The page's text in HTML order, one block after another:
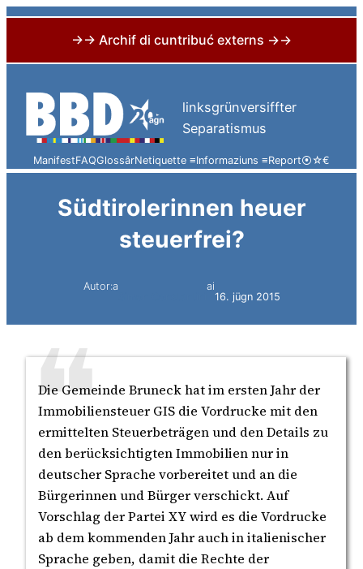
→→ Archif di cuntribuć externs →→
content
linksgrünversiffter
Separatismus
ManifestFAQGlossârNetiquette ≡Informaziuns ≡Report⦿☆€
Südtirolerinnen heuer
steuerfrei?
Autor:a
ai
16. jügn 2015
Die Gemeinde Bruneck hat im ersten Jahr der
Immobiliensteuer GIS die Vordrucke mit den
ermittelten Steuerbeträgen und den Details zu
den berücksichtigten Immobilien nur in
deutscher Sprache vorbereitet und an die
Bürgerinnen und Bürger verschickt. Auf
Vorschlag der Partei XY wird es die Vordrucke
ab dem kommenden Jahr auch in italienischer
Sprache geben, damit die Rechte der